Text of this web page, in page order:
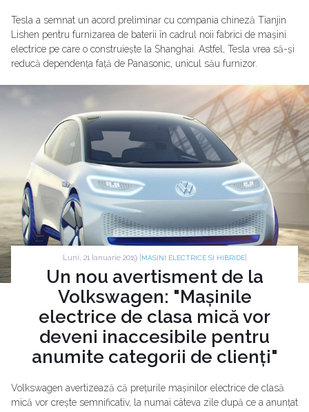
Tesla a semnat un acord preliminar cu compania chineză Tianjin
Lishen pentru furnizarea de baterii în cadrul noii fabrici de mașini
electrice pe care o construiește la Shanghai. Astfel, Tesla vrea să-și
reducă dependența față de Panasonic, unicul său furnizor.
Luni, 21 Ianuarie 2019 | MASINI ELECTRICE SI HIBRIDE|
Un nou avertisment de la
Volkswagen: "Mașinile
electrice de clasa mică vor
deveni inaccesibile pentru
anumite categorii de clienți"
Volkswagen avertizează că prețurile mașinilor electrice de clasă
mică vor crește semnificativ, la numai câteva zile după ce a anunțat